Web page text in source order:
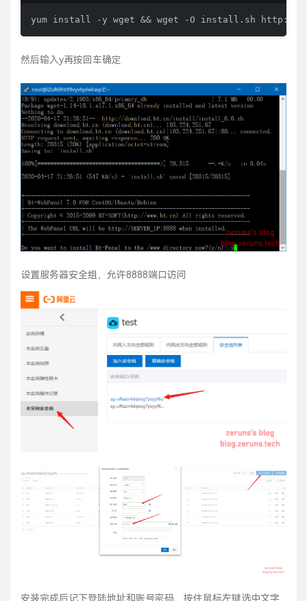
yum install -y wget && wget -O install.sh
然后输入y再按回车确定
设置服务器安全组，允许8888端口访问
安装完成后记下登陆地址和账号密码，按住鼠标左键选中文字